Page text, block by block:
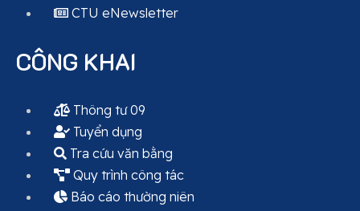
CTU eNewsletter
CÔNG KHAI
Thông tư 09
Tuyển dụng
Tra cứu văn bằng
Quy trình công tác
Báo cáo thường niên